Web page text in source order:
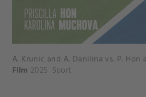
Film 2025 Sport